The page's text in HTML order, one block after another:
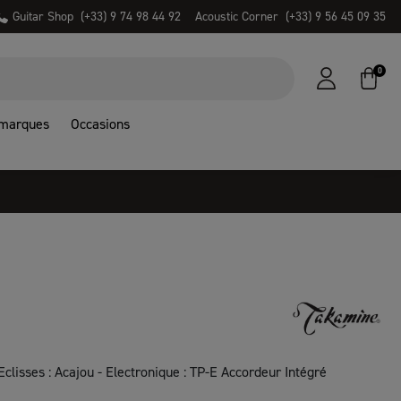
Guitar Shop (+33) 9 74 98 44 92 Acoustic Corner (+33) 9 56 45 09 35
0
Occasions
: Acajou - Electronique : TP-E Accordeur Intégré